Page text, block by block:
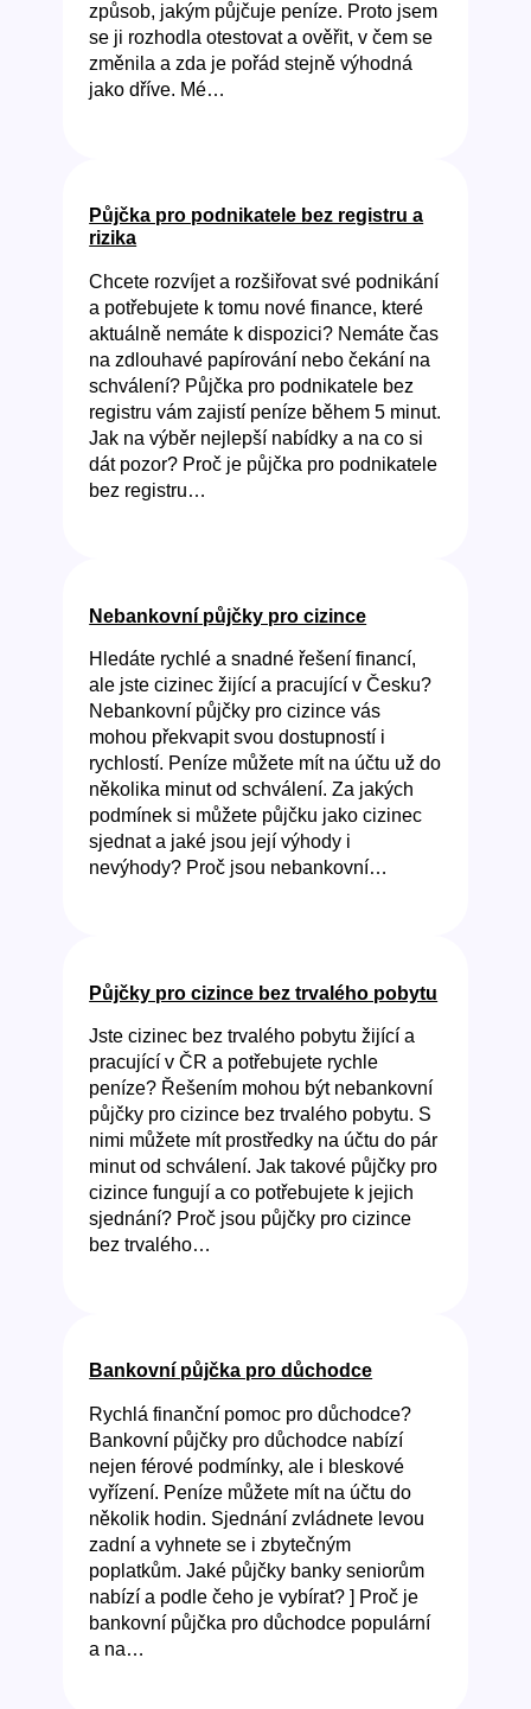
způsob, jakým půjčuje peníze. Proto jsem
se ji rozhodla otestovat a ověřit, v čem se
změnila a zda je pořád stejně výhodná
jako dříve. Mé…
Půjčka pro podnikatele bez registru a
rizika
Chcete rozvíjet a rozšiřovat své podnikání
a potřebujete k tomu nové finance, které
aktuálně nemáte k dispozici? Nemáte čas
na zdlouhavé papírování nebo čekání na
schválení? Půjčka pro podnikatele bez
registru vám zajistí peníze během 5 minut.
Jak na výběr nejlepší nabídky a na co si
dát pozor? Proč je půjčka pro podnikatele
bez registru…
Nebankovní půjčky pro cizince
Hledáte rychlé a snadné řešení financí,
ale jste cizinec žijící a pracující v Česku?
Nebankovní půjčky pro cizince vás
mohou překvapit svou dostupností i
rychlostí. Peníze můžete mít na účtu už do
několika minut od schválení. Za jakých
podmínek si můžete půjčku jako cizinec
sjednat a jaké jsou její výhody i
nevýhody? Proč jsou nebankovní…
Půjčky pro cizince bez trvalého pobytu
Jste cizinec bez trvalého pobytu žijící a
pracující v ČR a potřebujete rychle
peníze? Řešením mohou být nebankovní
půjčky pro cizince bez trvalého pobytu. S
nimi můžete mít prostředky na účtu do pár
minut od schválení. Jak takové půjčky pro
cizince fungují a co potřebujete k jejich
sjednání? Proč jsou půjčky pro cizince
bez trvalého…
Bankovní půjčka pro důchodce
Rychlá finanční pomoc pro důchodce?
Bankovní půjčky pro důchodce nabízí
nejen férové podmínky, ale i bleskové
vyřízení. Peníze můžete mít na účtu do
několik hodin. Sjednání zvládnete levou
zadní a vyhnete se i zbytečným
poplatkům. Jaké půjčky banky seniorům
nabízí a podle čeho je vybírat? ] Proč je
bankovní půjčka pro důchodce populární
a na…